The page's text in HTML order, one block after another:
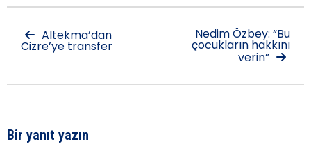
Altekma’dan
Cizre’ye transfer
Nedim Özbey: “Bu
çocukların hakkını
verin”
Bir yanıt yazın